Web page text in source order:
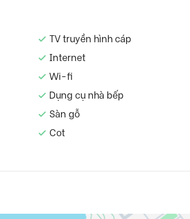
TV truyền hình cáp
Internet
Wi-fi
Dụng cụ nhà bếp
Sàn gỗ
Cot